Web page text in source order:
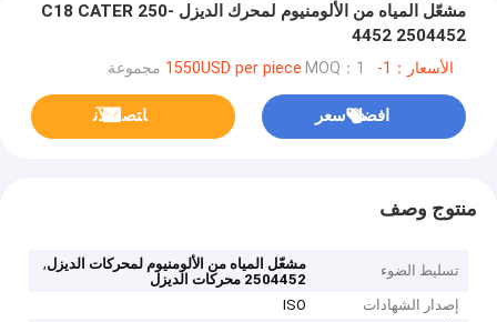
مشعّل المياه من الألومنيوم لمحرك الديزل C18 CATER 250-
4452 2504452
الأسعار：1-1550USD per piece MOQ：1 مجموعة
افضل سعر ﺎﺘﺼﻟ ﺍﻶﻧ
منتوج وصف
تسليط الضوء مشعّل المياه من الألومنيوم لمحركات الديزل,
2504452 محركات الديزل
إصدار الشهادات
ISO